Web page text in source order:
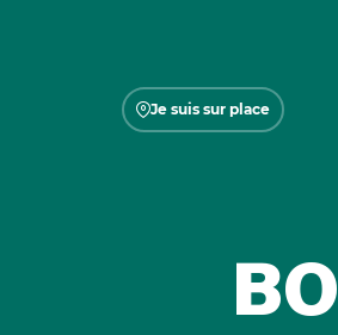
Je suis sur place